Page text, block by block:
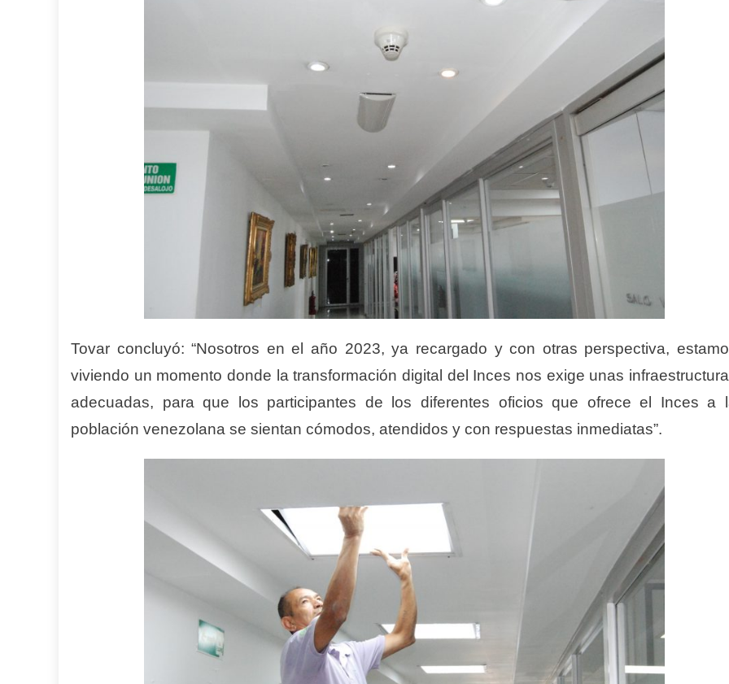
Tovar concluyó: “Nosotros en el año 2023, ya recargado y con otras perspectiva,
viviendo un momento donde la transformación digital del Inces nos exige unas
adecuadas, para que los participantes de los diferentes oficios que ofrece el Inces a
población venezolana se sientan cómodos, atendidos y con respuestas inmediatas”.